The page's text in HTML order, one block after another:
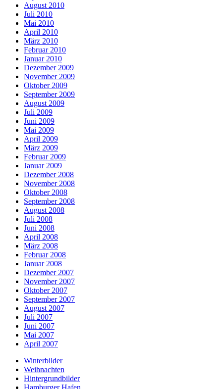
August 2010
Juli 2010
Mai 2010
April 2010
März 2010
Februar 2010
Januar 2010
Dezember 2009
November 2009
Oktober 2009
September 2009
August 2009
Juli 2009
Juni 2009
Mai 2009
April 2009
März 2009
Februar 2009
Januar 2009
Dezember 2008
November 2008
Oktober 2008
September 2008
August 2008
Juli 2008
Juni 2008
April 2008
März 2008
Februar 2008
Januar 2008
Dezember 2007
November 2007
Oktober 2007
September 2007
August 2007
Juli 2007
Juni 2007
Mai 2007
April 2007
Winterbilder
Weihnachten
Hintergrundbilder
Hamburger Hafen